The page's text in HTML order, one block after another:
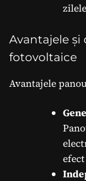
Avantajele
fotovoltaice
Avantajele